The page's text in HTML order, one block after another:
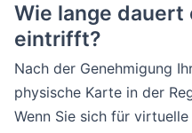
Wie lange dauert
eintrifft?
Nach der Genehmigung
physische Karte in der
Wenn Sie sich für